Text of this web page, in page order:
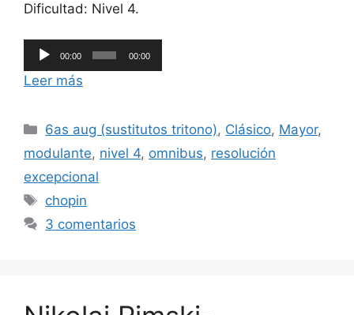
Dificultad: Nivel 4.
Reproductor
de
audio
00:00 00:00
Leer más
Categorías
6as aug (sustitutos tritono), Clásico, Mayor,
modulante, nivel 4, omnibus, resolución
excepcional
Etiquetas
chopin
3 comentarios